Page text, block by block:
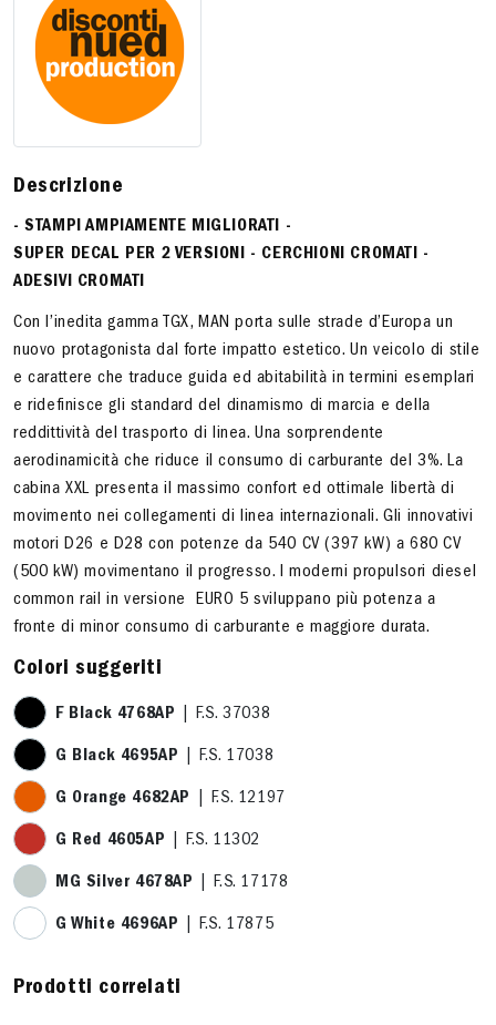
Descrizione
- STAMPI AMPIAMENTE MIGLIORATI -
SUPER DECAL PER 2 VERSIONI - CERCHIONI CROMATI -
ADESIVI CROMATI
Con l’inedita gamma TGX, MAN porta sulle strade d’Europa un
nuovo protagonista dal forte impatto estetico. Un veicolo di stile
e carattere che traduce guida ed abitabilità in termini esemplari
e ridefinisce gli standard del dinamismo di marcia e della
reddittività del trasporto di linea. Una sorprendente
aerodinamicità che riduce il consumo di carburante del 3%. La
cabina XXL presenta il massimo confort ed ottimale libertà di
movimento nei collegamenti di linea internazionali. Gli innovativi
motori D26 e D28 con potenze da 540 CV (397 kW) a 680 CV
(500 kW) movimentano il progresso. I moderni propulsori diesel
common rail in versione EURO 5 sviluppano più potenza a
fronte di minor consumo di carburante e maggiore durata.
Colori suggeriti
F Black 4768AP | F.S. 37038
G Black 4695AP | F.S. 17038
G Orange 4682AP | F.S. 12197
G Red 4605AP | F.S. 11302
MG Silver 4678AP | F.S. 17178
G White 4696AP | F.S. 17875
Prodotti correlati